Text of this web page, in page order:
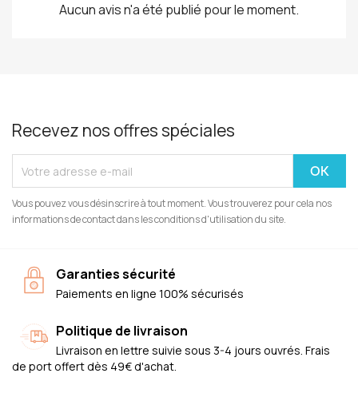
Aucun avis n'a été publié pour le moment.
Recevez nos offres spéciales
Vous pouvez vous désinscrire à tout moment. Vous trouverez pour cela nos
informations de contact dans les conditions d'utilisation du site.
Garanties sécurité
Paiements en ligne 100% sécurisés
Politique de livraison
Livraison en lettre suivie sous 3-4 jours ouvrés. Frais
de port offert dès 49€ d'achat.